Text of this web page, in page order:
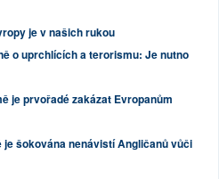
je v našich rukou
o uprchlících a terorismu: Je nutno
je prvořadé zakázat Evropanům
šokována nenávistí Angličanů vůči